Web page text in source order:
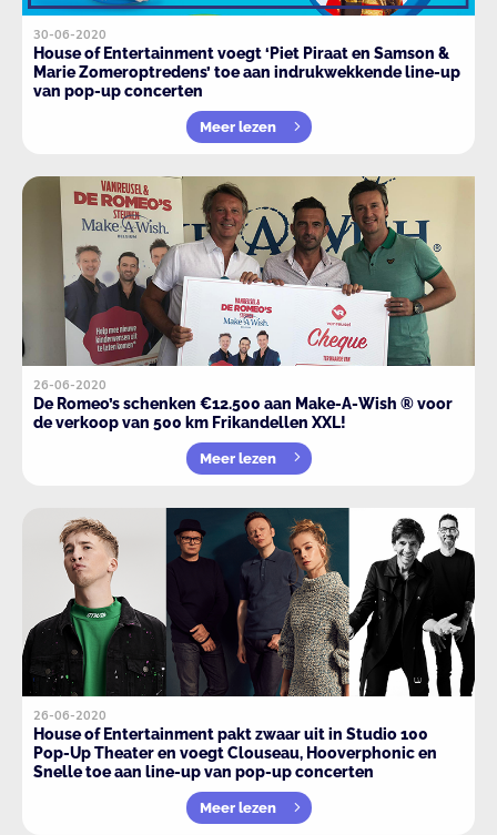
30-06-2020
House of Entertainment voegt ‘Piet Piraat en Samson &
Marie Zomeroptredens’ toe aan indrukwekkende line-up
van pop-up concerten
Meer lezen
26-06-2020
De Romeo’s schenken €12.500 aan Make-A-Wish ® voor
de verkoop van 500 km Frikandellen XXL!
Meer lezen
26-06-2020
House of Entertainment pakt zwaar uit in Studio 100
Pop-Up Theater en voegt Clouseau, Hooverphonic en
Snelle toe aan line-up van pop-up concerten
Meer lezen